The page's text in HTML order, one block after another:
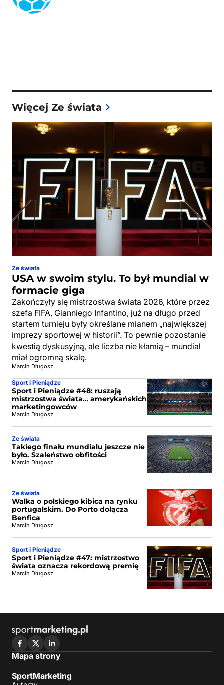
Więcej Ze świata
Ze świata
USA w swoim stylu. To był mundial w
formacie giga
Zakończyły się mistrzostwa świata 2026, które przez
szefa FIFA, Gianniego Infantino, już na długo przed
startem turnieju były określane mianem „największej
imprezy sportowej w historii”. To pewnie pozostanie
kwestią dyskusyjną, ale liczba nie kłamią – mundial
miał ogromną skalę.
Marcin Długosz
Sport i Pieniądze
Sport i Pieniądze #48: ruszają
mistrzostwa świata… amerykańskich
marketingowców
Marcin Długosz
Ze świata
Takiego finału mundialu jeszcze nie
było. Szaleństwo obfitości
Marcin Długosz
Ze świata
Walka o polskiego kibica na rynku
portugalskim. Do Porto dołącza
Benfica
Marcin Długosz
Sport i Pieniądze
Sport i Pieniądze #47: mistrzostwo
świata oznacza rekordową premię
Marcin Długosz
Mapa strony
SportMarketing